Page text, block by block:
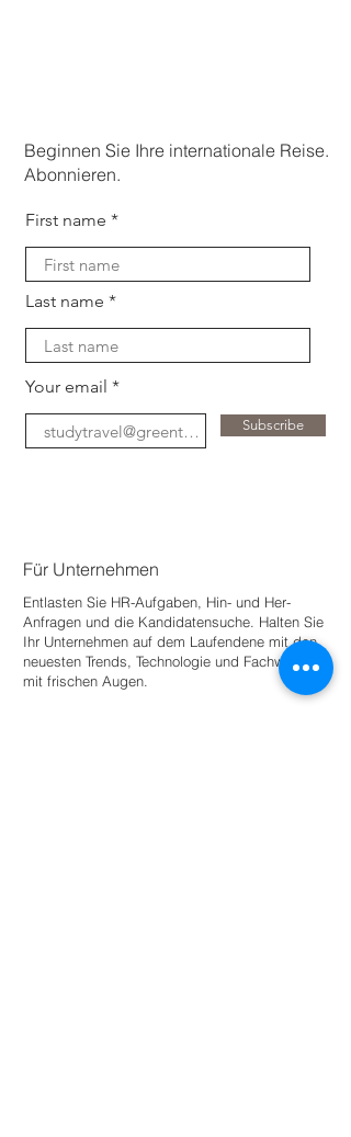
Beginnen Sie Ihre internationale Reise.
Abonnieren.
First name
Last name
Your email
Subscribe
Für Unternehmen
Entlasten Sie HR-Aufgaben, Hin- und Her-
Anfragen und die Kandidatensuche. Halten Sie
Ihr Unternehmen auf dem Laufendene mit den
neuesten Trends, Technologie und Fachwissen
mit frischen Augen.